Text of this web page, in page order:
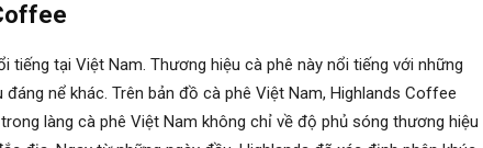
tại Việt Nam. Thương hiệu cà phê này nổi tiếng với những
nể khác. Trên bản đồ cà phê Việt Nam, Highlands Coffee
làng cà phê Việt Nam không chỉ về độ phủ sóng thương hiệu